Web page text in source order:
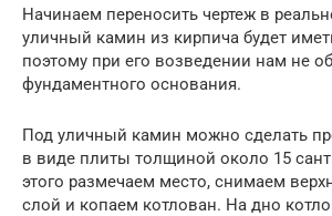
Начинаем переносить чертеж в
уличный камин из кирпича будет
поэтому при его возведении нам не
фундаментного основания.
Под уличный камин можно сделать
в виде плиты толщиной около 15
этого размечаем место, снимаем
слой и копаем котлован. На дно